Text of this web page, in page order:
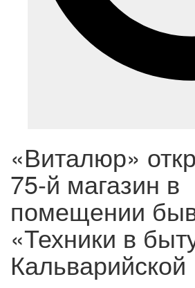
«Виталюр»
75-й магазин в
помещении
«Техники в
Кальварийской